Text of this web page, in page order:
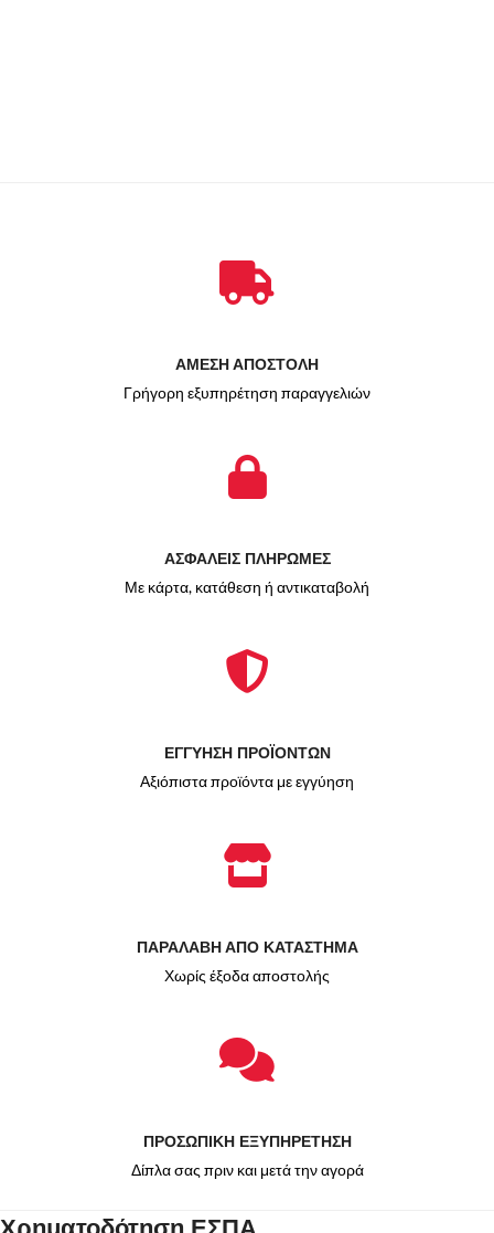
ΑΜΕΣΗ ΑΠΟΣΤΟΛΗ
Γρήγορη εξυπηρέτηση παραγγελιών
ΑΣΦΑΛΕΙΣ ΠΛΗΡΩΜΕΣ
Με κάρτα, κατάθεση ή αντικαταβολή
ΕΓΓΥΗΣΗ ΠΡΟΪΟΝΤΩΝ
Αξιόπιστα προϊόντα με εγγύηση
ΠΑΡΑΛΑΒΗ ΑΠΟ ΚΑΤΑΣΤΗΜΑ
Χωρίς έξοδα αποστολής
ΠΡΟΣΩΠΙΚΗ ΕΞΥΠΗΡΕΤΗΣΗ
Δίπλα σας πριν και μετά την αγορά
Χρηματοδότηση ΕΣΠΑ